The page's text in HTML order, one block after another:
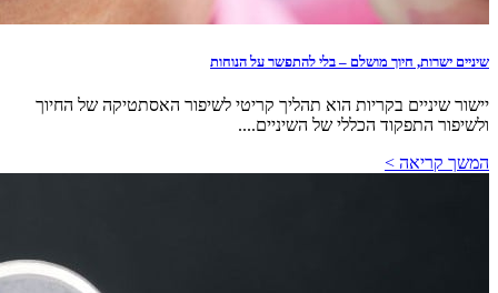
שיניים ישרות, חיוך מושלם – בלי להתפשר על הנוחות
יישור שיניים בקריות הוא תהליך קריטי לשיפור האסתטיקה של החיוך
ולשיפור התפקוד הכללי של השיניים....
המשך קריאה >